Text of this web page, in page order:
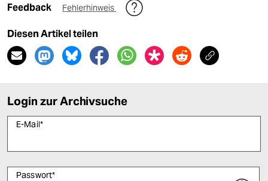
Feedback Fehlerhinweis
Diesen Artikel teilen
Login zur Archivsuche
E-Mail*
Passwort*